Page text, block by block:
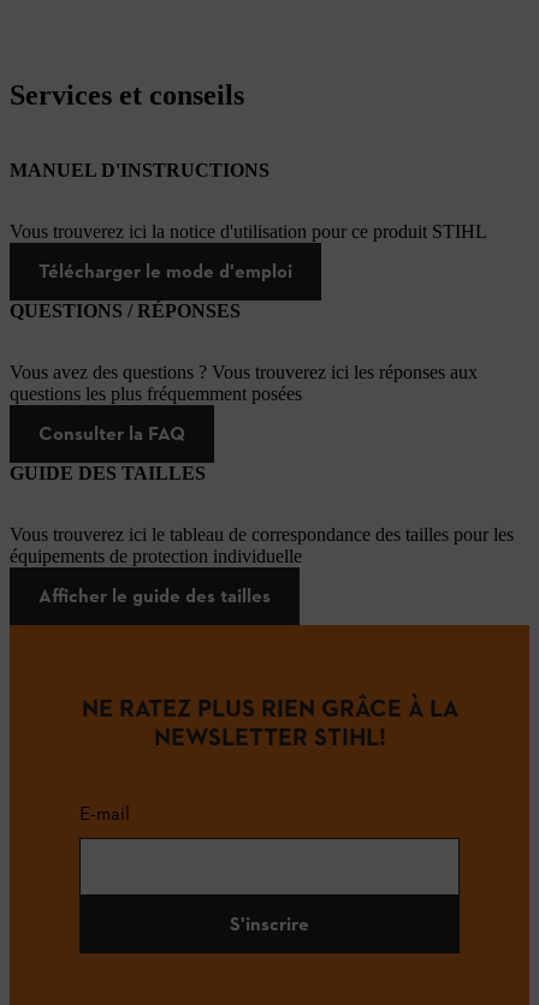
Services et conseils
MANUEL D'INSTRUCTIONS
Vous trouverez ici la notice d'utilisation pour ce produit STIHL
Télécharger le mode d'emploi
QUESTIONS / RÉPONSES
Vous avez des questions ? Vous trouverez ici les réponses aux
questions les plus fréquemment posées
Consulter la FAQ
GUIDE DES TAILLES
Vous trouverez ici le tableau de correspondance des tailles pour les
équipements de protection individuelle
Afficher le guide des tailles
NE RATEZ PLUS RIEN GRÂCE À LA
NEWSLETTER STIHL!
E-mail
S'inscrire